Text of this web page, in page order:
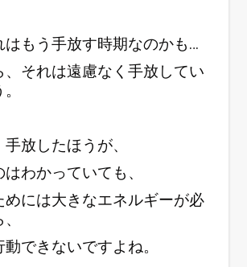
はもう手放す時期なのかも…
、それは遠慮なく手放してい
放したほうが、
わかっていても、
めには大きなエネルギーが必
できないですよね。